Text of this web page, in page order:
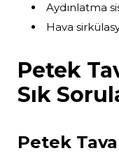
Aydınlatma
Hava
Petek
Sık
Petek